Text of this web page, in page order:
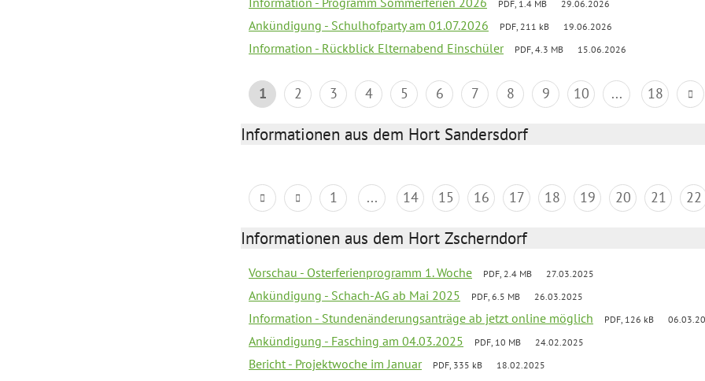
PDF, 1.4 MB 29.06.2026
Ankündigung - Schulhofparty am 01.07.2026 PDF, 211 kB 19.06.2026
Information - Rückblick Elternabend Einschüler PDF, 4.3 MB 15.06.2026
1 2 3 4 5 6 7 8 9 10 ... 18
Informationen aus dem Hort Sandersdorf
1 ... 14 15 16 17 18 19 20 21 22
Informationen aus dem Hort Zscherndorf
Vorschau - Osterferienprogramm 1. Woche PDF, 2.4 MB 27.03.2025
Ankündigung - Schach-AG ab Mai 2025 PDF, 6.5 MB 26.03.2025
Information - Stundenänderungsanträge ab jetzt online möglich PDF, 126 kB
Ankündigung - Fasching am 04.03.2025 PDF, 10 MB 24.02.2025
Bericht - Projektwoche im Januar PDF, 335 kB 18.02.2025